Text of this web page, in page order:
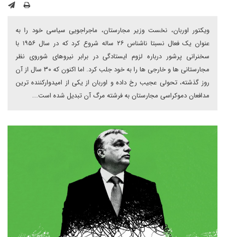
ویکتور اوربان، نخست وزیر مجارستان، ماجراجویی سیاسی خود را به
عنوان یک فعال نسبتا ناشناس ۲۶ ساله شروع کرد که در سال ۱۹۵۶ با
سخنرانی پرشور درباره لزوم ایستادگی در برابر نیروهای شوروی نظر
مجارستانی ها و خارجی ها را به خود جلب کرد. اما اکنون که ۳۰ سال از آن
روز گذشته، تحولی عجیب رخ داده و اوربان از یکی از امیدوارکننده ترین
مدافعان دموکراسی مجارستان به فرشته مرگ آن تبدیل شده است...